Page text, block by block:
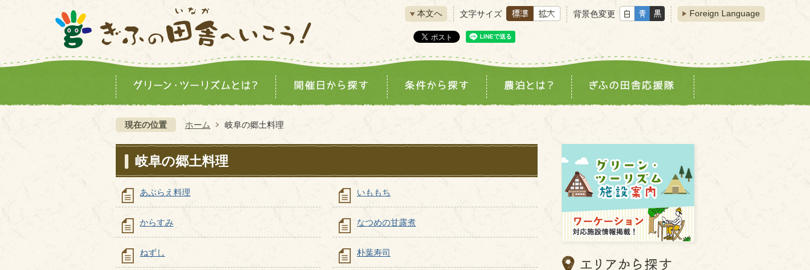
本文へ 文字サイズ 背景色変更 Foreign Language
現在の位置 ホーム 岐阜の郷土料理
岐阜の郷土料理
あぶらえ料理 いももち
からすみ なつめの甘露煮
ねずし 朴葉寿司